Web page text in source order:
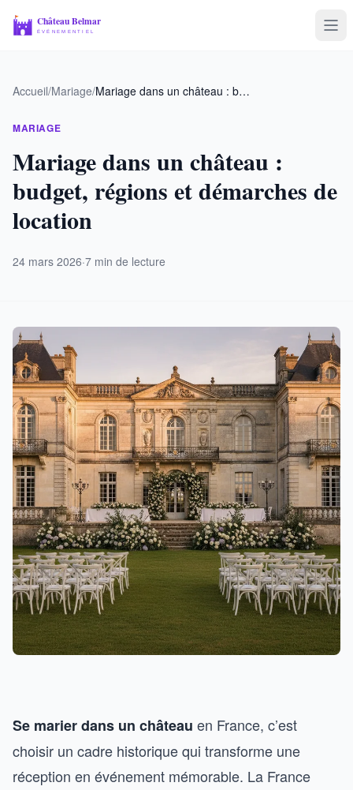
Sport & Loisirs
Accueil/Mariage/ Mariage dans un château : budget, régions et démarches de location
MARIAGE
Mariage dans un château :
budget, régions et démarches de
location
24 mars 2026·7 min de lecture
Se marier dans un château en France, c’est
choisir un cadre historique qui transforme une
réception en événement mémorable. La France